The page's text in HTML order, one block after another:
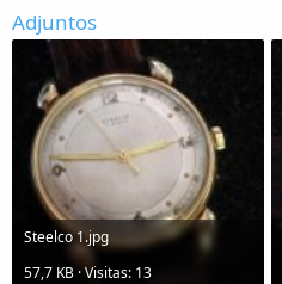
Adjuntos
Steelco 1.jpg
57,7 KB · Visitas: 13